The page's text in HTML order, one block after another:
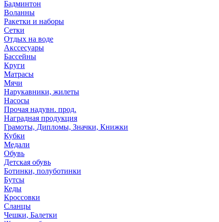
Бадминтон
Воланны
Ракетки и наборы
Сетки
Отдых на воде
Акссесуары
Бассейны
Круги
Матрасы
Мячи
Нарукавники, жилеты
Насосы
Прочая надувн. прод.
Наградная продукция
Грамоты, Дипломы, Значки, Книжки
Кубки
Медали
Обувь
Детская обувь
Ботинки, полуботинки
Бутсы
Кеды
Кроссовки
Сланцы
Чешки, Балетки